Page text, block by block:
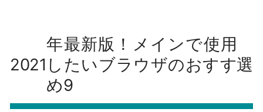
2021
年最新版！メインで使用
したいブラウザのおすす
め9
選